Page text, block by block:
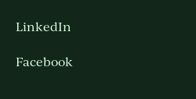
LinkedIn
Facebook